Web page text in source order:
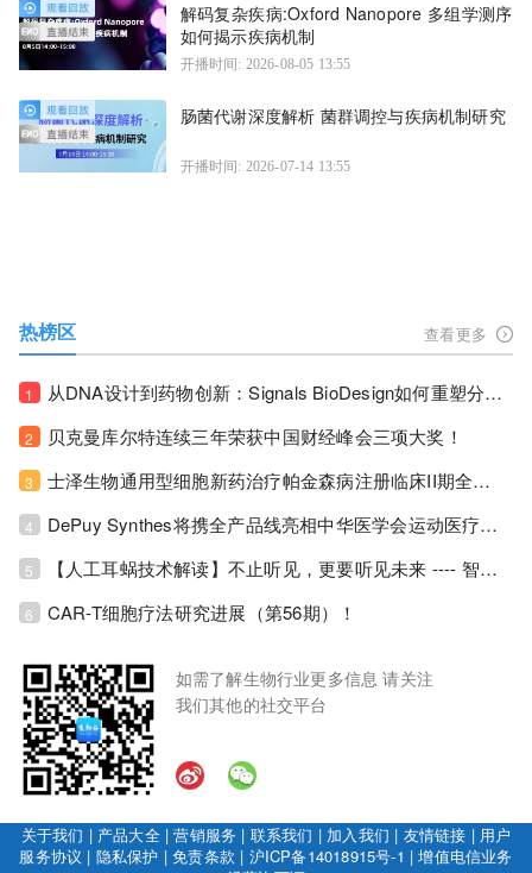
解码复杂疾病:Oxford Nanopore 多组学测序
如何揭示疾病机制
开播时间: 2026-08-05 13:55
肠菌代谢深度解析 菌群调控与疾病机制研究
开播时间: 2026-07-14 13:55
热榜区 查看更多
1 从DNA设计到药物创新：Signals BioDesign如何重塑分子生物学研发生态！
2 贝克曼库尔特连续三年荣获中国财经峰会三项大奖！
3 士泽生物通用型细胞新药治疗帕金森病注册临床II期全部入组完成！
4 DePuy Synthes将携全产品线亮相中华医学会运动医疗分会大会，加码布局中国运动医学创新赛道！
5 【人工耳蜗技术解读】不止听见，更要听见未来 ---- 智能耳蜗，开启人工耳蜗技术新纪元！
6 CAR-T细胞疗法研究进展（第56期）！
如需了解生物行业更多信息 请关注
我们其他的社交平台
关于我们 | 产品大全|营销服务 | 联系我们 | 加入我们 | 友情链接 | 用户
服务协议 | 隐私保护 |免责条款 | 沪ICP备14018915号-1 |增值电信业务